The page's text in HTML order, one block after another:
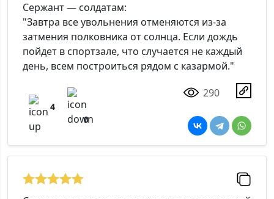
Сержант — солдатам:
"Завтра все увольнения отменяются из-за
затмения полковника от солнца. Если дождь
пойдет в спортзале, что случается не каждый
день, всем построиться рядом с казармой."
4
0
290